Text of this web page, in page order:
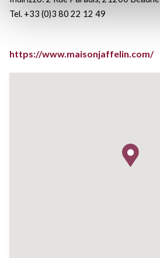
Vini Toscani
Vini Umbri
Tel. +33 (0)3 80 22 12 49
https://www.maisonjaffelin.com/